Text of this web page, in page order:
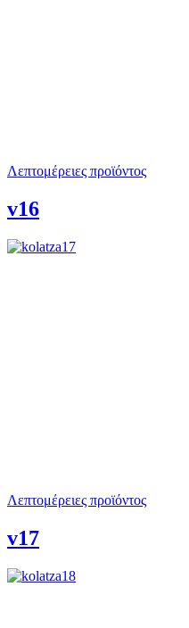
Λεπτομέρειες προϊόντος
v16
Λεπτομέρειες προϊόντος
v17